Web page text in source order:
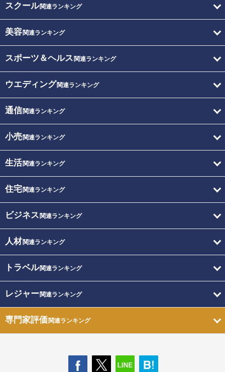
スクール関連ランキング
美容関連ランキング
スポーツ＆ヘルス 関連ランキング
ウエディング関連ランキング
通信関連ランキング
小売関連ランキング
生活関連ランキング
住宅関連ランキング
ビジネス 関連ランキング
人材関連ランキング
トラベル関連ランキング
レジャー関連ランキング
専門家評価関連ランキング